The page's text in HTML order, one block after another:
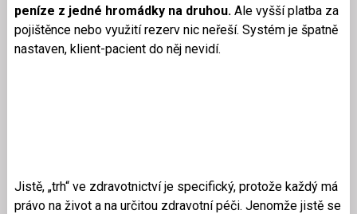
peníze z jedné hromádky na druhou. Ale vyšší platba za
pojištěnce nebo využití rezerv nic neřeší. Systém je špatně
nastaven, klient-pacient do něj nevidí.
Jistě, „trh“ ve zdravotnictví je specifický, protože každý má
právo na život a na určitou zdravotní péči. Jenomže jistě se